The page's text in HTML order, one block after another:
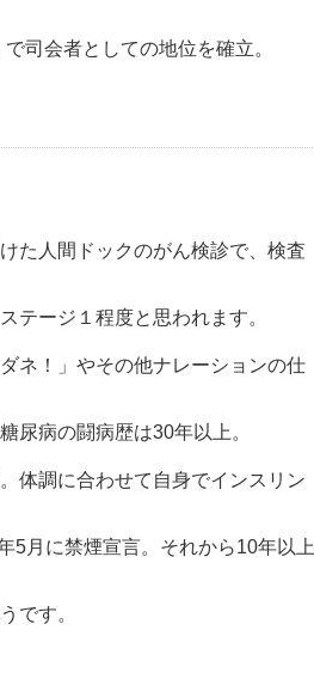
司会者としての地位を確立。
た人間ドックのがん検診で、検査
テージ１程度と思われます。
ネ！」やその他ナレーションの仕
尿病の闘病歴は30年以上。
体調に合わせて自身でインスリン
5月に禁煙宣言。それから10年以上
です。